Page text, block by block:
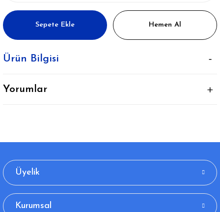
Sepete Ekle Hemen Al
Ürün Bilgisi
Yorumlar
Üyelik
Kurumsal